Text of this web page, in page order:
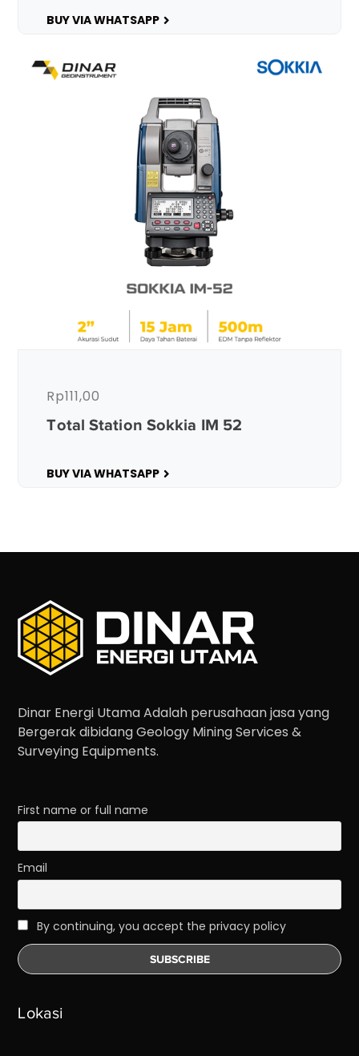
BUY VIA WHATSAPP
Total Station Sokkia IM 52
Rp111,00
BUY VIA WHATSAPP
Dinar Energi Utama Adalah perusahaan jasa yang
Bergerak dibidang Geology Mining Services &
Surveying Equipments.
First name or full name
Email
By continuing, you accept the privacy policy
Lokasi